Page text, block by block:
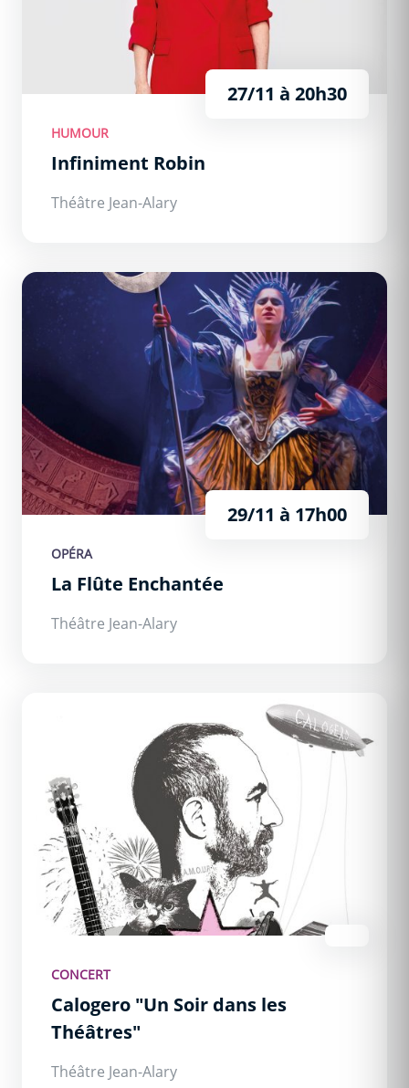
27/11 à 20h30
HUMOUR
Infiniment Robin
Théâtre Jean-Alary
La Flûte Enchantée
29/11 à 17h00
OPÉRA
La Flûte Enchantée
Théâtre Jean-Alary
Calogero &quot;Un Soir dans les Théâtres&quot;
CONCERT
Calogero "Un Soir dans les
Théâtres"
Théâtre Jean-Alary